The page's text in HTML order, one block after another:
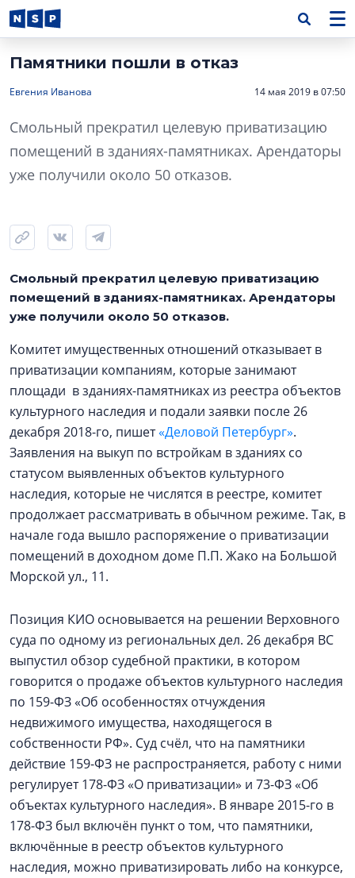
Памятники пошли в отказ
Евгения Иванова 14 мая 2019 в 07:50
Смольный прекратил целевую приватизацию
помещений в зданиях-памятниках. Арендаторы
уже получили около 50 отказов.
Смольный прекратил целевую приватизацию
помещений в зданиях-памятниках. Арендаторы
уже получили около 50 отказов.
Комитет имущественных отношений отказывает в
приватизации компаниям, которые занимают
площади в зданиях-памятниках из реестра объектов
культурного наследия и подали заявки после 26
декабря 2018-го, пишет«Деловой Петербург».
Заявления на выкуп по встройкам в зданиях со
статусом выявленных объектов культурного
наследия, которые не числятся в реестре, комитет
продолжает рассматривать в обычном режиме. Так, в
начале года вышло распоряжение о приватизации
помещений в доходном доме П.П. Жако на Большой
Морской ул., 11.
Позиция КИО основывается на решении Верховного
суда по одному из региональных дел. 26 декабря ВС
выпустил обзор судебной практики, в котором
говорится о продаже объектов культурного наследия
по 159-ФЗ «Об особенностях отчуждения
недвижимого имущества, находящегося в
собственности РФ». Суд счёл, что на памятники
действие 159-ФЗ не распространяется, работу с ними
регулирует 178-ФЗ «О приватизации» и 73-ФЗ «Об
объектах культурного наследия». В январе 2015-го в
178-ФЗ был включён пункт о том, что памятники,
включённые в реестр объектов культурного
наследия, можно приватизировать либо на конкурсе,